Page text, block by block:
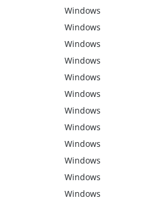
Windows
Windows
Windows
Windows
Windows
Windows
Windows
Windows
Windows
Windows
Windows
Windows